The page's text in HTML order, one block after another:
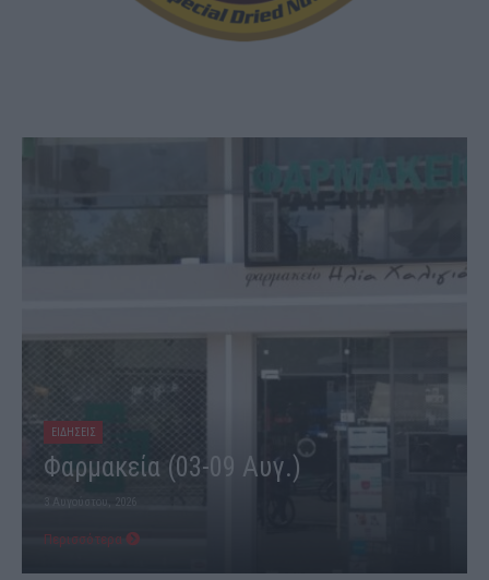
ΕΙΔΗΣΕΙΣ
Φαρμακεία (03-09 Αυγ.)
3 Αυγούστου, 2026
Περισσότερα